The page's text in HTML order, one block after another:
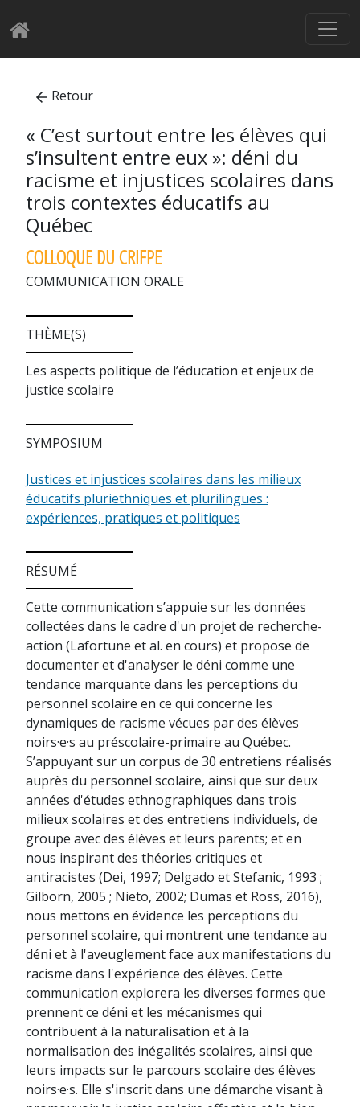
Retour
« C’est surtout entre les élèves qui
s’insultent entre eux »: déni du
racisme et injustices scolaires dans
trois contextes éducatifs au
Québec
COLLOQUE DU CRIFPE
COMMUNICATION ORALE
THÈME(S)
Les aspects politique de l’éducation et enjeux de
justice scolaire
SYMPOSIUM
Justices et injustices scolaires dans les milieux
éducatifs pluriethniques et plurilingues :
expériences, pratiques et politiques
RÉSUMÉ
Cette communication s’appuie sur les données
collectées dans le cadre d'un projet de recherche-
action (Lafortune et al. en cours) et propose de
documenter et d'analyser le déni comme une
tendance marquante dans les perceptions du
personnel scolaire en ce qui concerne les
dynamiques de racisme vécues par des élèves
noirs·e·s au préscolaire-primaire au Québec.
S’appuyant sur un corpus de 30 entretiens réalisés
auprès du personnel scolaire, ainsi que sur deux
années d'études ethnographiques dans trois
milieux scolaires et des entretiens individuels, de
groupe avec des élèves et leurs parents; et en
nous inspirant des théories critiques et
antiracistes (Dei, 1997; Delgado et Stefanic, 1993 ;
Gilborn, 2005 ; Nieto, 2002; Dumas et Ross, 2016),
nous mettons en évidence les perceptions du
personnel scolaire, qui montrent une tendance au
déni et à l'aveuglement face aux manifestations du
racisme dans l'expérience des élèves. Cette
communication explorera les diverses formes que
prennent ce déni et les mécanismes qui
contribuent à la naturalisation et à la
normalisation des inégalités scolaires, ainsi que
leurs impacts sur le parcours scolaire des élèves
noirs·e·s. Elle s'inscrit dans une démarche visant à